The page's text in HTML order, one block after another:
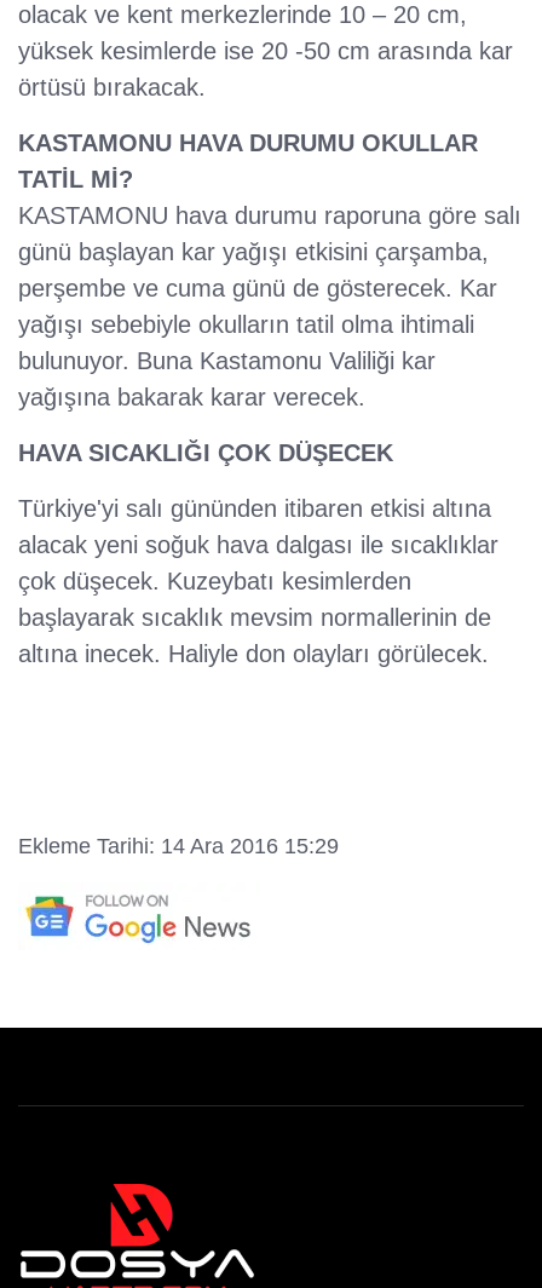
olacak ve kent merkezlerinde 10 – 20 cm,
yüksek kesimlerde ise 20 -50 cm arasında kar
örtüsü bırakacak.
KASTAMONU HAVA DURUMU OKULLAR
TATİL Mİ?
KASTAMONU hava durumu raporuna göre salı
günü başlayan kar yağışı etkisini çarşamba,
perşembe ve cuma günü de gösterecek. Kar
yağışı sebebiyle okulların tatil olma ihtimali
bulunuyor. Buna Kastamonu Valiliği kar
yağışına bakarak karar verecek.
HAVA SICAKLIĞI ÇOK DÜŞECEK
Türkiye'yi salı gününden itibaren etkisi altına
alacak yeni soğuk hava dalgası ile sıcaklıklar
çok düşecek. Kuzeybatı kesimlerden
başlayarak sıcaklık mevsim normallerinin de
altına inecek. Haliyle don olayları görülecek.
Ekleme Tarihi: 14 Ara 2016 15:29